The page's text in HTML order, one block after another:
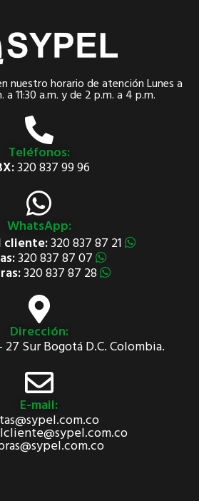
nuestro horario de atención Lunes a
a 11:30 a.m. y de 2 p.m. a 4 p.m.
Teléfonos:
320 837 99 96
WhatsApp:
cliente:320 837 87 21
320 837 87 07
320 837 87 28
Dirección:
27 Sur Bogotá D.C. Colombia.
E-mail: